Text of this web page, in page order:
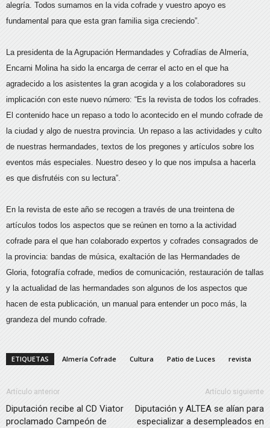
alegría. Todos sumamos en la vida cofrade y vuestro apoyo es
fundamental para que esta gran familia siga creciendo”.
La presidenta de la Agrupación Hermandades y Cofradías de Almería,
Encarni Molina ha sido la encarga de cerrar el acto en el que ha
agradecido a los asistentes la gran acogida y a los colaboradores su
implicación con este nuevo número: “Es la revista de todos los cofrades.
El contenido hace un repaso a todo lo acontecido en el mundo cofrade de
la ciudad y algo de nuestra provincia. Un repaso a las actividades y culto
de nuestras hermandades, textos de los pregones y artículos sobre los
eventos más especiales. Nuestro deseo y lo que nos impulsa a hacerla
es que disfrutéis con su lectura”.
En la revista de este año se recogen a través de una treintena de
artículos todos los aspectos que se reúnen en torno a la actividad
cofrade para el que han colaborado expertos y cofrades consagrados de
la provincia: bandas de música, exaltación de las Hermandades de
Gloria, fotografía cofrade, medios de comunicación, restauración de tallas
y la actualidad de las hermandades son algunos de los aspectos que
hacen de esta publicación, un manual para entender un poco más, la
grandeza del mundo cofrade.
ETIQUETAS Almería Cofrade Cultura Patio de Luces revista
Artículo anterior
Diputación recibe al CD Viator
proclamado Campeón de
Artículo siguiente
Diputación y ALTEA se alían para
especializar a desempleados en